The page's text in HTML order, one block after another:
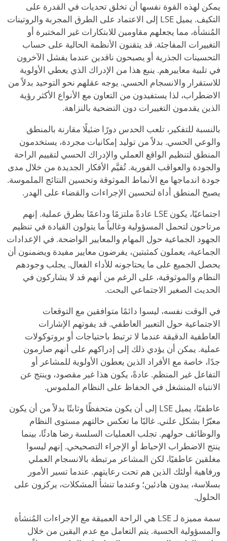
يمكن لهذه القوة نفسها أن تخلق تحديات في القدرة على
التكيف. يميل LSE إلى الاعتماد على الطرق المجربة والروتينات
المُنشأة، مما يجعلهم مقاومين للابتكارات غير المختبرة أو
التغييرات المفاجئة. قد يتقنون الأنظمة الحالية على حساب
التحسينات الجذرية أو يصبحون ناقدين عندما يفشل الآخرون
في تلبية معاييرهم. ينبع هذا من الإدراك الذي يعطي الأولوية
للاستقرار والانسجام الحسي. يوجه عقلهم نحو التوحيد بدلاً من
الاضطراب، لذا يستفيدون من التعاون مع الأنواع الأكثر رؤية
الذين يقدمون التغييرات دون التضحية بالنزاهة.
بالنسبة للتفكير، تلعب الحدس دورًا ضئيلًا مقارنة بالمنطق
والوعي الحسي. بدلاً من توليد إمكانيات مجردة، يستخدمون
المنطق لتنظيم الواقع العملي والإدراك الحسي لتقييم الراحة
والجودة والعواقب الفورية. تُقيَّم الأفكار الجديدة من خلال مدى
جودة اندماجها مع الأنماط الموثوقة وتحسين النتائج الملموسة.
يصبح المنطق أداة لتحسين الإجراءات والقضاء على الهدر.
اجتماعيًا، يكون LSE عادةً ملتزمًا وداعمًا بطرق عملية. إنهم
مرتاحون لتحمل المسؤولية وغالباً ما يتولون القيادة في تنظيم
الجهود الجماعية حول المهام والمعايير الواضحة. في الإعدادات
الجماعية، يعملون كمثبتين، يفرضون معايير مفيدة ويضمنون أن
يحصل الجميع على ما يحتاجونه للأداء الفعال. يجلب وجودهم
النظام والموثوقية، على الرغم من أنهم قد لا يشاركون في
الحديث الصغير الاجتماعي البحت.
في الوقت نفسه، ليسوا دائمًا متوافقين مع التوقعات
الاجتماعية حول التعبير العاطفي. قد يفوتهم الإشارات
العاطفية الدقيقة عندما لا ترتبط باحتياجات أو بروتوكولات
عملية. يمكن أن يؤدي ذلك إلى إدراكهم على أنهم صارمون
جدًا، خاصة مع الأفراد الذين يعطون الأولوية للمشاعر أو
التفاعل غير المنظم. عادةً، يكون هذا غير مقصود، وينتج عن
الانتباه المنشغل في الحفاظ على النظام الملموس.
عاطفيًا، يميل LSE إلى أن يكون متحفظًا وثابتًا بدلاً من أن يكون
معبّرًا بشكل علني. غالبًا ما تعكس حالتهم مستوى النظام
والوظائف حولهم. تجلب العمليات السلسة رضا هادئًا، بينما
ينتج الاضطراب الإحباط أو الإجراء التصحيحي. إنهم ليسوا
مغلقين عاطفيًا، لكن المشاعر مرتبطة بالانسجام العملي
ورفاهية أولئك الذين هم تحت رعايتهم. عندما تسير الأمور
بسلاسة، يبدون هادئين؛ وعندما تنشأ المشكلات، يركزون على
الحلول.
سمة مميزة لـ LSE هي الراحة العميقة مع الإجراءات المُنشأة
والمسؤولية الحسية. يتم التعامل مع عدم اليقين من خلال